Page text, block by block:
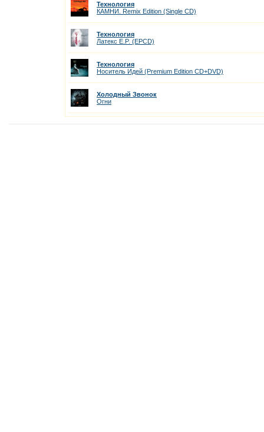
Технология
КАМНИ. Remix Edition (Single CD)
Технология
Латекс E.P. (EPCD)
Технология
Носитель Идей (Premium Edition CD+DVD)
Холодный Звонок
Огни